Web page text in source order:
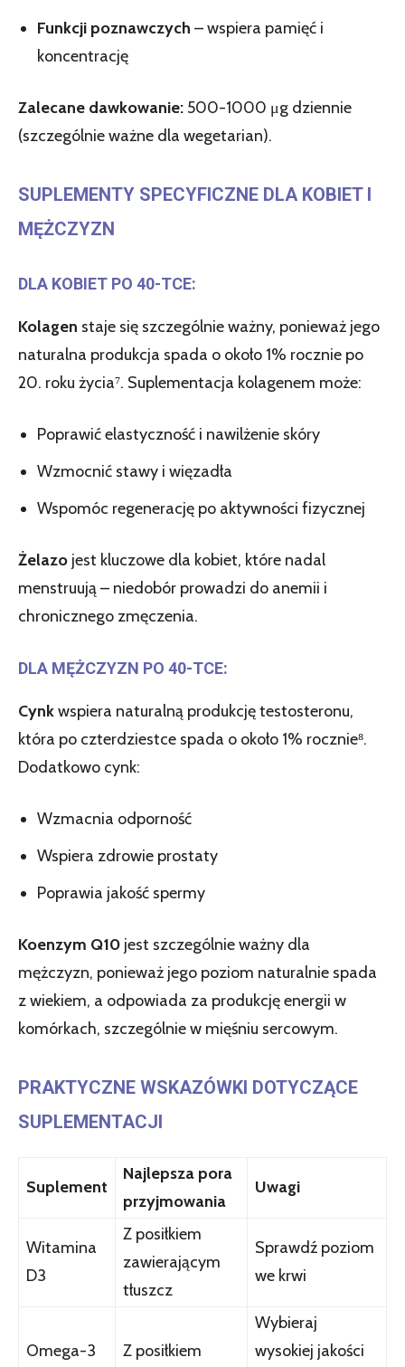
Funkcji poznawczych – wspiera pamięć i
koncentrację
Zalecane dawkowanie: 500-1000 μg dziennie
(szczególnie ważne dla wegetarian).
SUPLEMENTY SPECYFICZNE DLA KOBIET I
MĘŻCZYZN
DLA KOBIET PO 40-TCE:
Kolagen staje się szczególnie ważny, ponieważ jego
naturalna produkcja spada o około 1% rocznie po
20. roku życia⁷. Suplementacja kolagenem może:
Poprawić elastyczność i nawilżenie skóry
Wzmocnić stawy i więzadła
Wspomóc regenerację po aktywności fizycznej
Żelazo jest kluczowe dla kobiet, które nadal
menstruują – niedobór prowadzi do anemii i
chronicznego zmęczenia.
DLA MĘŻCZYZN PO 40-TCE:
Cynkwspiera naturalną produkcję testosteronu,
która po czterdziestce spada o około 1% rocznie⁸.
Dodatkowo cynk:
Wzmacnia odporność
Wspiera zdrowie prostaty
Poprawia jakość spermy
Koenzym Q10 jest szczególnie ważny dla
mężczyzn, ponieważ jego poziom naturalnie spada
z wiekiem, a odpowiada za produkcję energii w
komórkach, szczególnie w mięśniu sercowym.
PRAKTYCZNE WSKAZÓWKI DOTYCZĄCE
SUPLEMENTACJI
Suplement
Najlepsza pora
przyjmowania
Uwagi
Witamina
D3
Z posiłkiem
zawierającym
tłuszcz
Sprawdź poziom
we krwi
Omega-3 Z posiłkiem
Wybieraj
wysokiej jakości